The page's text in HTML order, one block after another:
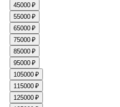
45000 ₽
55000 ₽
65000 ₽
75000 ₽
85000 ₽
95000 ₽
105000 ₽
115000 ₽
125000 ₽